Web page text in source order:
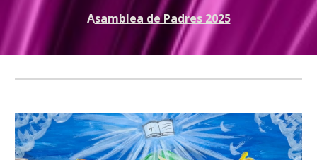
Asamblea de Padres 2025